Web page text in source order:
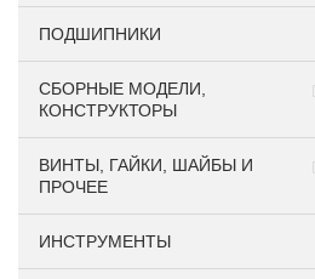
ПОДШИПНИКИ
CБОРНЫЕ МОДЕЛИ,
КОНСТРУКТОРЫ
ВИНТЫ, ГАЙКИ, ШАЙБЫ И
ПРОЧЕЕ
ИНСТРУМЕНТЫ